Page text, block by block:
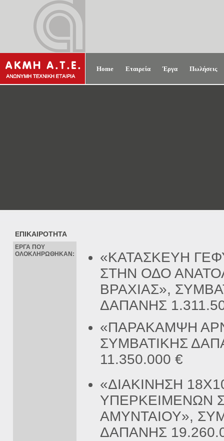
Home Εταιρεία Έργα Πωλήσεις
ΕΠΙΚΑΙΡΟΤΗΤΑ
ΕΡΓΑ ΠΟΥ
ΟΛΟΚΛΗΡΩΘΗΚΑΝ:
«ΚΑΤΑΣΚΕΥΗ
ΣΤΗΝ ΟΔΟ
ΒΡΑΧΙΑΣ»,
ΔΑΠΑΝΗΣ
«ΠΑΡΑΚΑΜΨΗ
ΣΥΜΒΑΤΙΚΗΣ
11.350.000 €
«ΔΙΑΚΙΝΗΣΗ
ΥΠΕΡΚΕΙΜΕΝΩΝ
ΑΜΥΝΤΑΙΟΥ»,
ΔΑΠΑΝΗΣ